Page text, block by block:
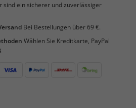
sind ein sicherer und zuverlässiger
Bei Bestellungen über 69 €.
Wählen Sie Kreditkarte, PayPal